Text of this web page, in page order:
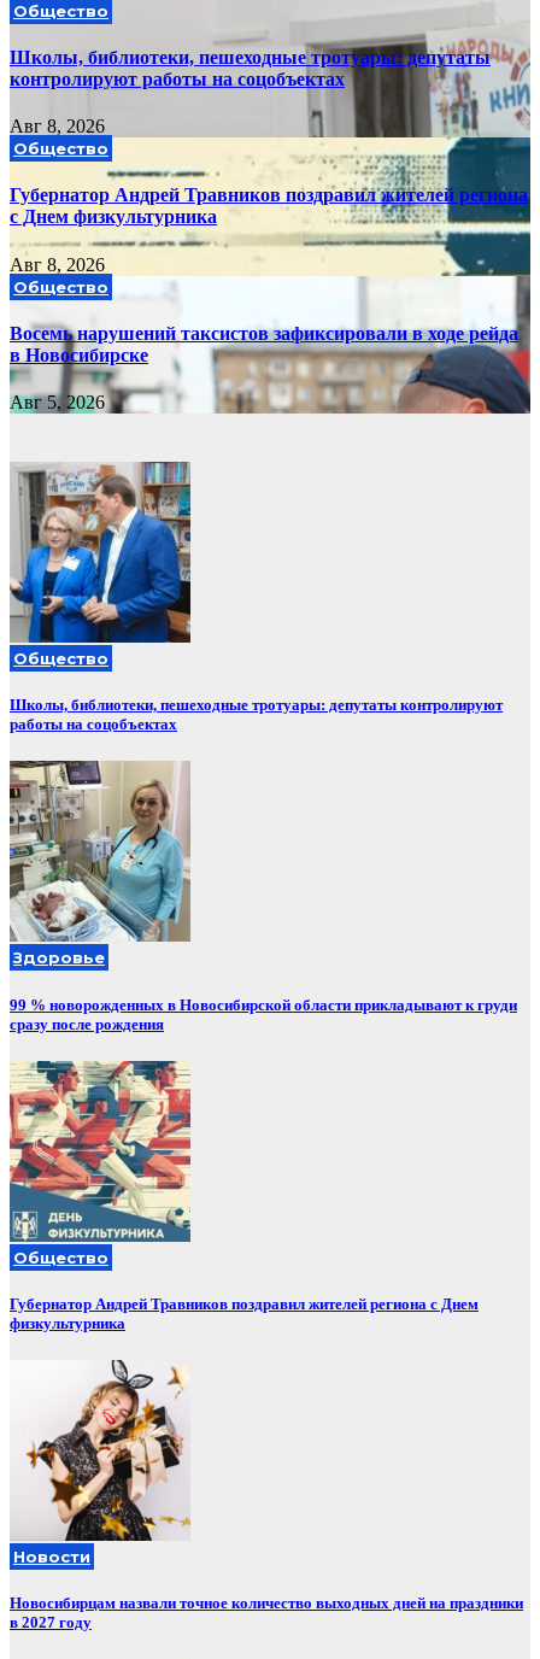
Общество
Школы, библиотеки, пешеходные тротуары: депутаты
контролируют работы на соцобъектах
Авг 8, 2026
Общество
Губернатор Андрей Травников поздравил жителей региона
с Днем физкультурника
Авг 8, 2026
Общество
Восемь нарушений таксистов зафиксировали в ходе рейда
в Новосибирске
Авг 5, 2026
Общество
Школы, библиотеки, пешеходные тротуары: депутаты контролируют
работы на соцобъектах
Здоровье
99 % новорожденных в Новосибирской области прикладывают к груди
сразу после рождения
Общество
Губернатор Андрей Травников поздравил жителей региона с Днем
физкультурника
Новости
Новосибирцам назвали точное количество выходных дней на праздники
в 2027 году